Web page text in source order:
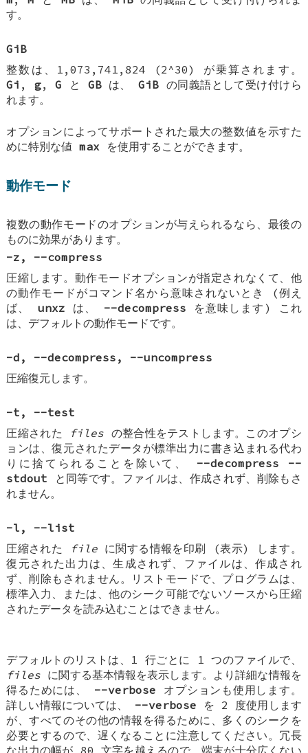
す。
GiB
整数は、1,073,741,824 (2^30) が乗算されます。
Gi , g,G と GBは、GiB の同義語として受け付けら
れます。
オプションによってサポートされた最大の整数値を示すた
めに特別な値max を使用することができます。
動作モード
複数の動作モードのオプションが与えられるなら、最後の
ものに効果があります。
-z , --compress
圧縮します。動作モードオプションが指定されなくて、他
の動作モードがコマンド名から意味されないとき (例え
ば、 unxz は、 --decompress を意味します) これ
は、デフォルトの動作モードです。
-d , --decompress , --uncompress
圧縮復元します。
-t , --test
圧縮された
files の整合性をテストします。このオプシ
ョンは、復元されたデータが標準出力に書き込まれる代わ
りに捨てられることを除いて、 --decompress --
stdout と同等です。ファイルは、作成されず、削除もさ
れません。
-l , --list
圧縮された
fileに関する情報を印刷 (表示) します。
復元された出力は、生成されず、ファイルは、作成され
ず、削除もされません。リストモードで、プログラムは、
標準入力、または、他のシーク可能でないソースから圧縮
されたデータを読み込むことはできません。
デフォルトのリストは、1 行ごとに 1 つのファイルで、
files に関する基本情報を表示します。より詳細な情報を
得るためには、 --verbose オプションも使用します。
詳しい情報については、 --verbose を 2 度使用します
が、すべてのその他の情報を得るために、多くのシークを
必要とするので、遅くなることに注意してください。冗長